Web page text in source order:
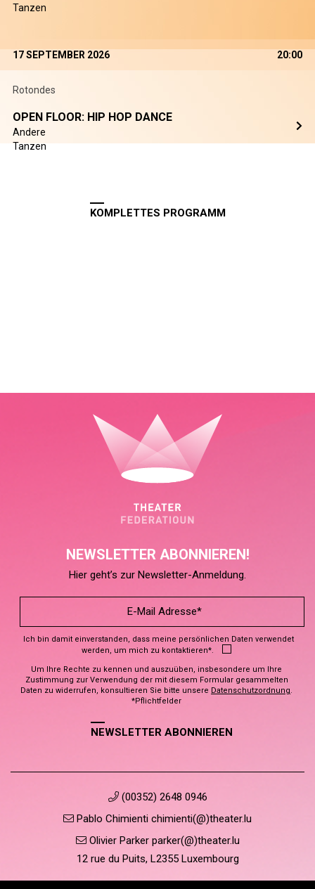
Tanzen
17 SEPTEMBER 2026 20:00
Rotondes
OPEN FLOOR: HIP HOP DANCE
Andere
Tanzen
KOMPLETTES PROGRAMM
NEWSLETTER ABONNIEREN!
Hier geht’s zur Newsletter-Anmeldung.
Ich bin damit einverstanden, dass meine persönlichen Daten verwendet
werden, um mich zu kontaktieren*.
Um Ihre Rechte zu kennen und auszuüben, insbesondere um Ihre
Zustimmung zur Verwendung der mit diesem Formular gesammelten
Daten zu widerrufen, konsultieren Sie bitte unsere Datenschutzordnung.
*Pflichtfelder
NEWSLETTER ABONNIEREN
(00352) 2648 0946
Pablo Chimienti chimienti(@)theater.lu
Olivier Parker parker(@)theater.lu
12 rue du Puits, L2355 Luxembourg